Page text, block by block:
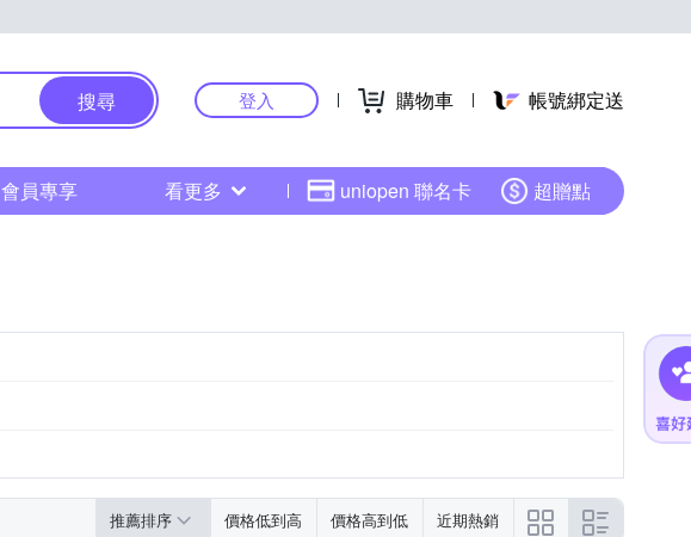
搜尋 登入 購物車 帳號綁定送
會員專享 看更多 uniopen 聯名卡 超贈點
推薦排序 價格低到高 價格高到低 近期熱銷